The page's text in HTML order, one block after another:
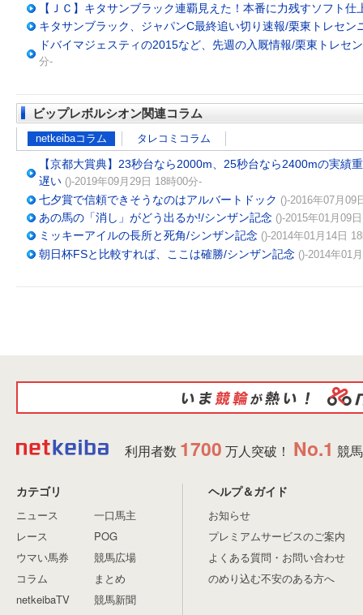
【ＪＣ】キタサンブラック連覇見えた！本番に力残すソフト仕
キタサンブラック、ジャパンC最終追い切り速報/栗東トレセン
ドバイマジェスティの2015など、先週の入厩情報/栗東トレセ
分-
ビップレボルシオン関連コラム
netkeibaコラム タレコミコラム
【京都大賞典】23秒台なら2000m、25秒台なら2400mの実績
遅い ()-2019年09月29日 18時00分-
七夕賞で信頼できそうなのはアルバートドック ()-2016年07月09
あの馬の「消し」がどう出るか!/シンザン記念 ()-2015年01月09
ミッキーアイルの長所と死角/シンザン記念 ()-2014年01月14日
朝日杯FSと比較すれば、ここは確勝/シンザン記念 ()-2014年01
利用者数 1700 万人突破！ No.1 競
カテゴリ
ニュース
レース
ウマい馬券
コラム
netkeibaTV
一口馬主
POG
競馬広場
まとめ
競馬新聞
ヘルプ＆ガイド
お知らせ
プレミアムサービスのご案内
よくある質問・お問い合わせ
のめり込む不安のある方へ